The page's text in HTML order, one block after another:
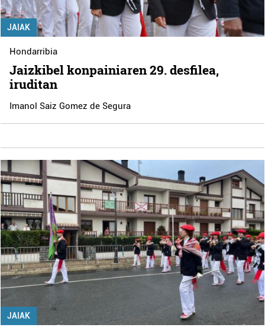
JAIAK
Hondarribia
Jaizkibel konpainiaren 29. desfilea,
iruditan
Imanol Saiz Gomez de Segura
JAIAK